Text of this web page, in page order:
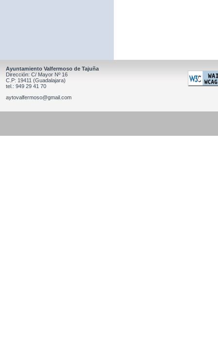
Ayuntamiento Valfermoso de Tajuña
Dirección: C/ Mayor Nº 16
C.P: 19411 (Guadalajara)
tel.: 949 29 41 70
aytovalfermoso@gmail.com